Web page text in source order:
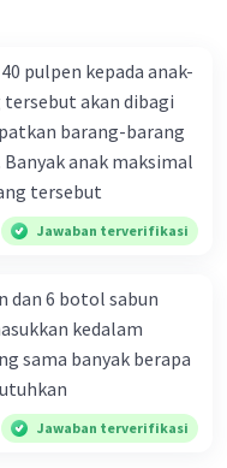
pulpen kepada anak-
akan dibagi
barang-barang
anak maksimal
tersebut
Jawaban terverifikasi
dan 6 botol sabun
kedalam
sama banyak berapa
Jawaban terverifikasi